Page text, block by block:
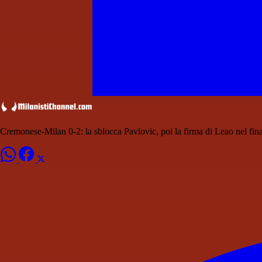
Cremonese-Milan 0-2: la sblocca Pavlovic, poi la firma di Leao nel